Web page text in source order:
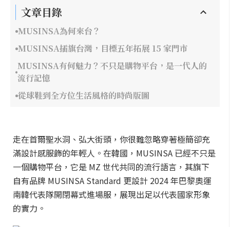
文章目錄
MUSINSA為何來台？
MUSINSA插旗台灣，目標五年拓展 15 家門市
MUSINSA有何魅力？不只是購物平台，是一代人的
流行記憶
從球鞋到全方位生活風格的時尚版圖
走在首爾聖水洞、弘大街頭，你很難忽略穿著極簡卻充
滿設計感服飾的年輕人。在韓國，MUSINSA 已經不只是
一個購物平台，它是 MZ 世代共同的流行語言，其旗下
自有品牌 MUSINSA Standard 更設計 2024 年巴黎奧運
南韓代表隊開閉幕式進場服，展現出足以代表國家形象
的實力。